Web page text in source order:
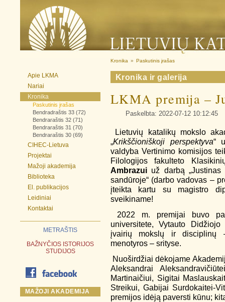
Apie LKMA
Nariai
Kronika
Paskutinis įrašas
Bendradraštis 33 (72)
Bendraraštis 32 (71)
Bendraraštis 31 (70)
Bendraraštis 30 (69)
CIHEC-Lietuva
Projektai
Mažoji akademija
Biblioteka
El. publikacijos
Leidiniai
Kontaktai
METRAŠTIS
BAŽNYČIOS ISTORIJOS
STUDIJOS
MAŽOJI AKADEMIJA
Kronika » Paskutinis įrašas
Kronika ir galerija
LKMA premija –
Paskelbta: 2022-07-12 10:12:45
Lietuvių katalikų mokslo
„Krikščioniškoji perspektyva“
valdyba Vertinimo komisijos
Filologijos fakulteto
Ambrazui už darbą
sandūroje“ (darbo vadovas –
įteikta kartu su magistro
sveikiname!
2022 m. premijai buvo
universitete, Vytauto
įvairių mokslų ir disciplinų
menotyros – srityse.
Nuoširdžiai dėkojame
Aleksandrai
Martinaičiui, Sigitai
Streikui, Gabijai Surdokaitei-
premijos idėją paversti kūnu;